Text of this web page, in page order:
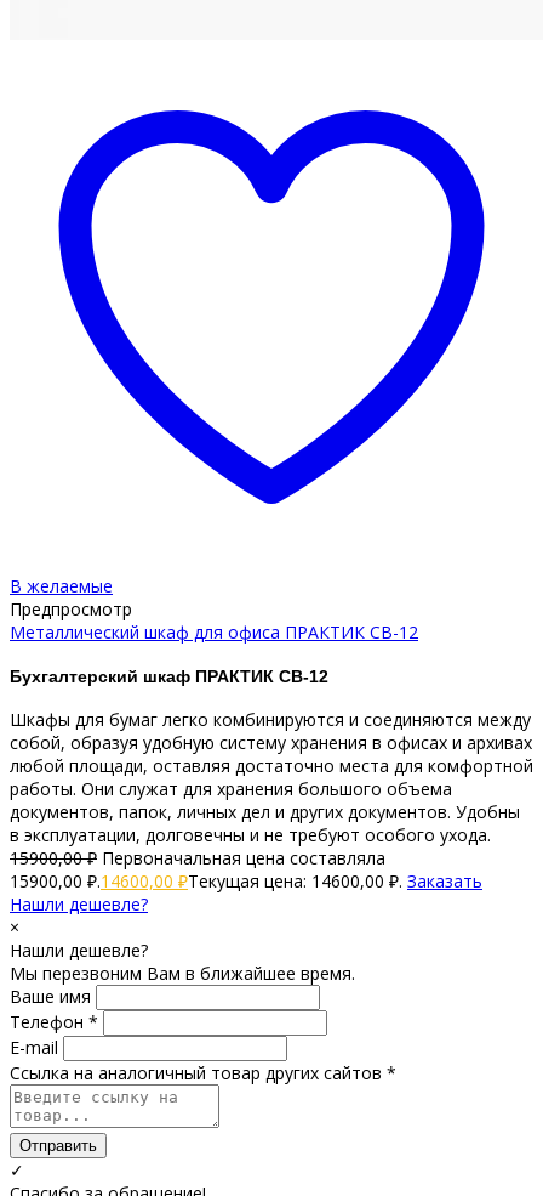
В желаемые
Предпросмотр
Металлический шкаф для офиса ПРАКТИК СВ-12
Бухгалтерский шкаф ПРАКТИК СВ-12
Шкафы для бумаг легко комбинируются и соединяются между
собой, образуя удобную систему хранения в офисах и архивах
любой площади, оставляя достаточно места для комфортной
работы. Они служат для хранения большого объема
документов, папок, личных дел и других документов. Удобны
в эксплуатации, долговечны и не требуют особого ухода.
15900,00₽ Первоначальная цена составляла
15900,00 ₽.14600,00 ₽Текущая цена: 14600,00 ₽. Заказать
Нашли дешевле?
×
Нашли дешевле?
Мы перезвоним Вам в ближайшее время.
Ваше имя
Телефон *
E-mail
Ссылка на аналогичный товар других сайтов *
Отправить
✓